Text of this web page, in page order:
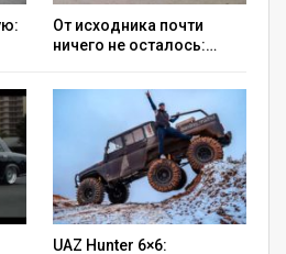
кроссовера Chevrolet
1.0 с
«питается»
Впрочем, отдача от
– 115 л.с. Мотор
привод только
От исходника почти
ничего не осталось:…
UAZ Hunter 6×6: